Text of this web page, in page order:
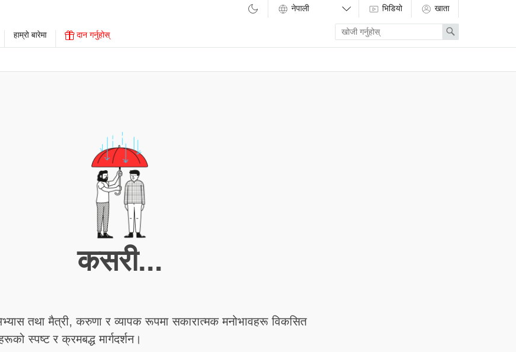
हाम्रो बारेमा दान गर्नुहोस्
भिडियो खाता
Enter
search
term
Search
कसरी...
तथा मैत्री, करुणा र व्यापक रूपमा सकारात्मक मनोभावहरू विकसित
स्पष्ट र क्रमबद्ध मार्गदर्शन।